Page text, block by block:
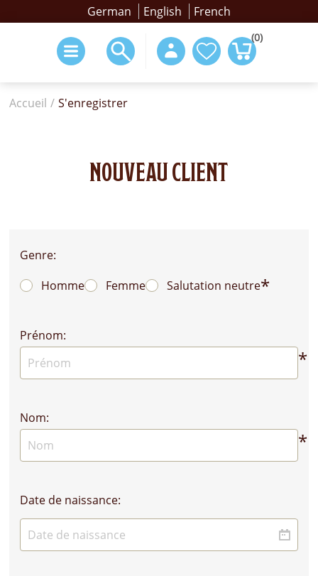
German English French
(0)
Accueil / S'enregistrer
NOUVEAU CLIENT
Genre:
Homme
Femme Salutation neutre*
Prénom:
*
Nom:
*
Date de naissance: